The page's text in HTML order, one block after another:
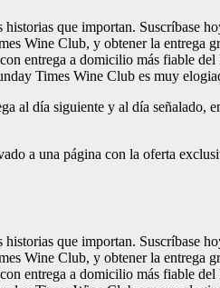
que importan. Suscríbase
Wine Club, y obtener la entrega
entrega a domicilio más fiable
Times Wine Club es muy
al día siguiente y al día señalado,
a una página con la oferta
que importan. Suscríbase
Wine Club, y obtener la entrega
entrega a domicilio más fiable